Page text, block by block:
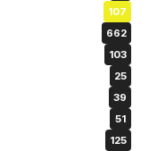
107
662
103
25
39
51
125